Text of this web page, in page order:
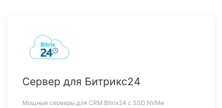
Сервер для Битрикс24
Мощные серверы для CRM Bitrix24 c SSD NVMe